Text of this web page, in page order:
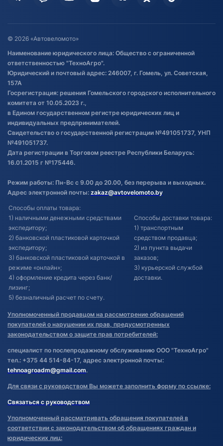
Оставить отзыв
Договор публичной оферты
Обработка файлов cookie
Постановка транспорта на учет
Обновления в ЭПТС 2024
© 2026 «Автовеломото»
Наименование юридического лица: Общество с ограниченной
ответственностью "ТехноАгро".
Юридический и почтовый адрес: 246007, г. Гомель, ул. Советская,
157А
Госрегистрация: решения Гомельского городского исполнительного
комитета от 10.05.2023 г.,
в Едином государственном регистре юридических лиц и
индивидуальных предпринимателей.
Свидетельство о государственной регистрации №491051737, УНП
№491051737.
Дата регистрации в Торговом реестре Республики Беларусь:
16.01.2015 г №175446.
Режим работы: Пн-Вс с 9.00 до 20.00, без перерыва и выходных.
Адрес электронной почты: zakaz@avtovelomoto.by
Способы оплаты товара:
1) наличными денежными средствами
экспедитору;
2) банковской пластиковой карточкой
экспедитору;
3) банковской пластиковой карточкой в
режиме «онлайн»;
4) оформление кредита через банк/
лизинг;
5) безналичный расчет по счету.
Способы доставки товара:
1) транспортным
средством продавца;
2) из пункта выдачи
заказов;
3) курьерской службой
доставки.
Уполномоченный продавцом на рассмотрение обращений
покупателей о нарушении их прав, предусмотренных
законодательством о защите прав потребителей:
специалист по послепродажному обслуживанию ООО "ТехноАгро"
тел.: +375 44 514-84-17, адрес электронной почты:
tehnoagroadm@gmail.com.
Для связи с руководством Вы можете заполнить форму по ссылке:
Связаться с руководством
Уполномоченный рассматривать обращения покупателей в
соответствии с законодательством об обращениях граждан и
юридических лиц: